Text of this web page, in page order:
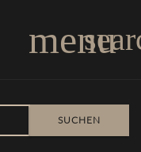
menu
SUCHEN